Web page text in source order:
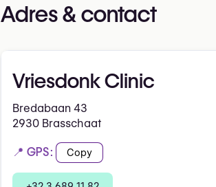
Adres & contact
Vriesdonk Clinic
Bredabaan 43
2930 Brasschaat
📍 GPS: Copy